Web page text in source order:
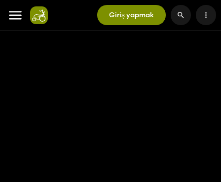
Giriş yapmak